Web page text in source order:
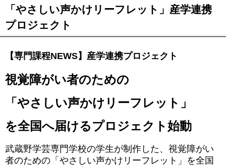
「やさしい声かけリーフレット」産学連携
プロジェクト
【専門課程NEWS】産学連携プロジェクト
視覚障がい者のための
「やさしい声かけリーフレット」
を全国へ届けるプロジェクト始動
武蔵野学芸専門学校の学生が制作した、視覚障がい
者のための「やさしい声かけリーフレット」を全国